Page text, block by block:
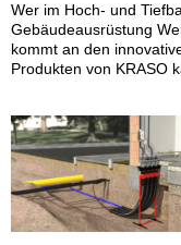
Wer im Hoch- und
Gebäudeausrüstung
kommt an den
Produkten von KRASO